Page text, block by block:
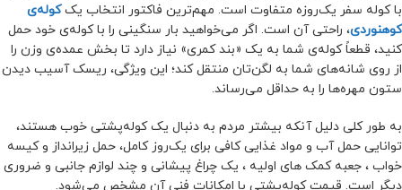
با کوله سفر یک‌روزه متفاوت است. مهم‌ترین فاکتور انتخاب یککوله‌ی
کوهنوردی، راحتی آن است. اگر می‌خواهید بار سنگینی را با کوله‌ی خود حمل
کنید، قطعاً کوله‌ی شما به یک «بند کمری» نیاز دارد تا بخش عمده‌ی وزن را
از روی شانه‌های شما به لگن‌تان منتقل کند؛ این ویژگی، ریسک آسیب دیدن
ستون مهره‌ها‌ را به حداقل می‌رساند.
به طور کلی دلیل آنکه بیشتر مردم به دنبال یک کوله‌پشتی خوب هستند،
توانایی حمل آب و مواد غذایی کافی برای یک‌روز کامل، حمل زیرانداز و کیسه
خواب ، جعبه کمک های اولیه ، یک چراغ پیشانی و چند لوازم جانبی و ضروری
دیگر است. قیمت کوله‌پشتی با امکانات فنی آن مشخص می‌شود.